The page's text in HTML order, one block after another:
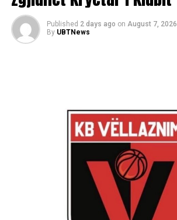
D.L Published 2 days ago on August 7, 2026
By UBTNews